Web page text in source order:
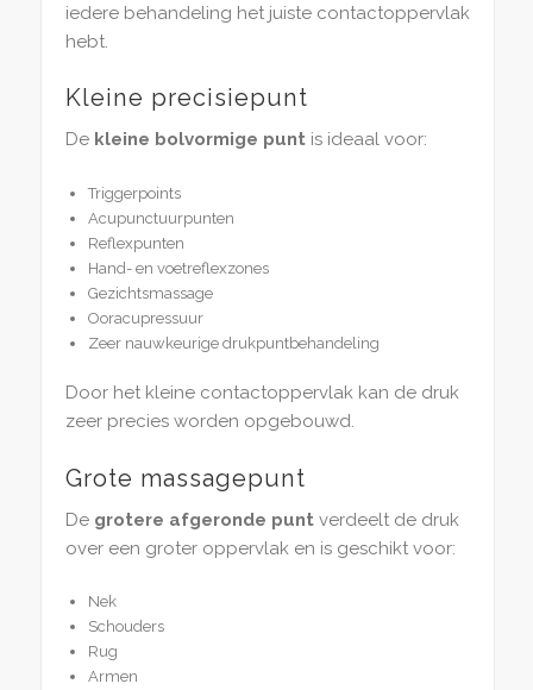
iedere behandeling het juiste contactoppervlak
hebt.
Kleine precisiepunt
De kleine bolvormige puntis ideaal voor:
Triggerpoints
Acupunctuurpunten
Reflexpunten
Hand- en voetreflexzones
Gezichtsmassage
Ooracupressuur
Zeer nauwkeurige drukpuntbehandeling
Door het kleine contactoppervlak kan de druk
zeer precies worden opgebouwd.
Grote massagepunt
De grotere afgeronde puntverdeelt de druk
over een groter oppervlak en is geschikt voor:
Nek
Schouders
Rug
Armen